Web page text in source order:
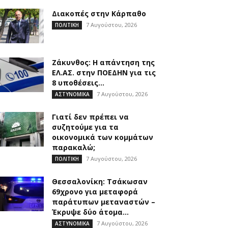
Διακοπές στην Κάρπαθο
ΠΟΛΙΤΙΚΗ 7 Αυγούστου, 2026
Ζάκυνθος: Η απάντηση της
ΕΛ.ΑΣ. στην ΠΟΕΔΗΝ για τις
8 υποθέσεις...
ΑΣΤΥΝΟΜΙΚΑ 7 Αυγούστου, 2026
Γιατί δεν πρέπει να
συζητούμε για τα
οικονομικά των κομμάτων
παρακαλώ;
ΠΟΛΙΤΙΚΗ 7 Αυγούστου, 2026
Θεσσαλονίκη: Τσάκωσαν
69χρονο για μεταφορά
παράτυπων μεταναστών –
Έκρυψε δύο άτομα...
ΑΣΤΥΝΟΜΙΚΑ 7 Αυγούστου, 2026